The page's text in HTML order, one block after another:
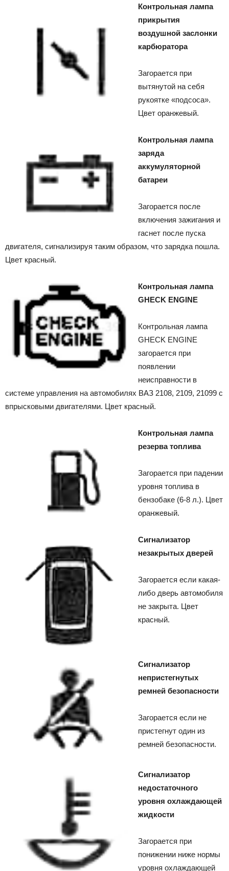
Контрольная лампа
прикрытия
воздушной заслонки
карбюратора
Загорается при
вытянутой на себя
рукоятке «подсоса».
Цвет оранжевый.
Контрольная лампа
заряда
аккумуляторной
батареи
Загорается после
включения зажигания и
гаснет после пуска
двигателя, сигнализируя таким образом, что зарядка пошла.
Цвет красный.
Контрольная лампа
GHECK ENGINE
Контрольная лампа
GHECK ENGINE
загорается при
появлении
неисправности в
системе управления на автомобилях ВАЗ 2108, 2109, 21099 с
впрысковыми двигателями. Цвет красный.
Контрольная лампа
резерва топлива
Загорается при падении
уровня топлива в
бензобаке (6-8 л.). Цвет
оранжевый.
Сигнализатор
незакрытых дверей
Загорается если какая-
либо дверь автомобиля
не закрыта. Цвет
красный.
Сигнализатор
непристегнутых
ремней безопасности
Загорается если не
пристегнут один из
ремней безопасности.
Сигнализатор
недостаточного
уровня охлаждающей
жидкости
Загорается при
понижении ниже нормы
уровня охлаждающей